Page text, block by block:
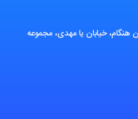
هنگام، خیابان یا مهدی، مجموعه